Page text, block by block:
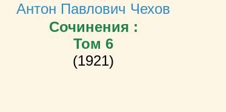
Антон Павлович Чехов
Сочинения :
Том 6
(1921)